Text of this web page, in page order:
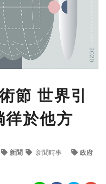
節 世界引
徉於他方
新聞 新聞時事 政府